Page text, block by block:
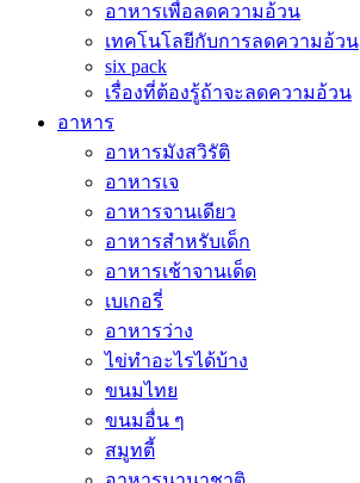
อาหารเพื่อลดความอ้วน
เทคโนโลยีกับการลดความอ้วน
six pack
เรื่องที่ต้องรู้ถ้าจะลดความอ้วน
อาหาร
อาหารมังสวิรัติ
อาหารเจ
อาหารจานเดียว
อาหารสำหรับเด็ก
อาหารเช้าจานเด็ด
เบเกอรี่
อาหารว่าง
ไข่ทำอะไรได้บ้าง
ขนมไทย
ขนมอื่น ๆ
สมูทตี้